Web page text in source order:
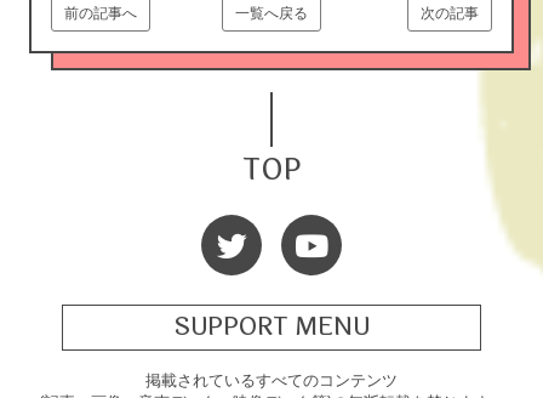
次の記事
一覧へ戻る
前の記事へ
TOP
SUPPORT MENU
掲載されているすべてのコンテンツ